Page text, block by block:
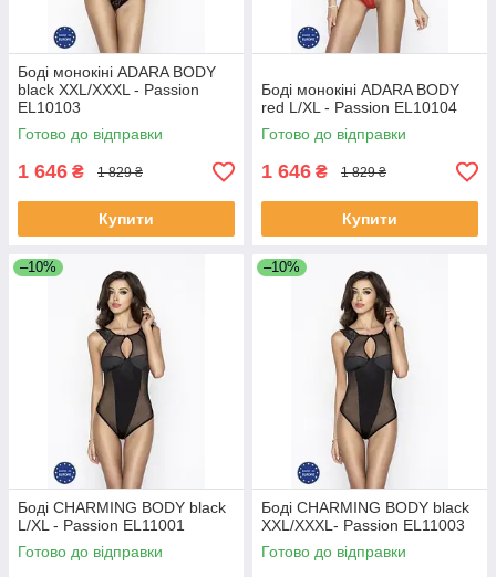
Боді монокіні ADARA BODY
black XXL/XXXL - Passion
EL10103
Готово до відправки
1 646 ₴ 1 829 ₴
Купити
Боді монокіні ADARA BODY
red L/XL - Passion EL10104
Готово до відправки
1 646 ₴ 1 829 ₴
Купити
–10%
Боді CHARMING BODY black
L/XL - Passion EL11001
Готово до відправки
–10%
Боді CHARMING BODY black
XXL/XXXL- Passion EL11003
Готово до відправки